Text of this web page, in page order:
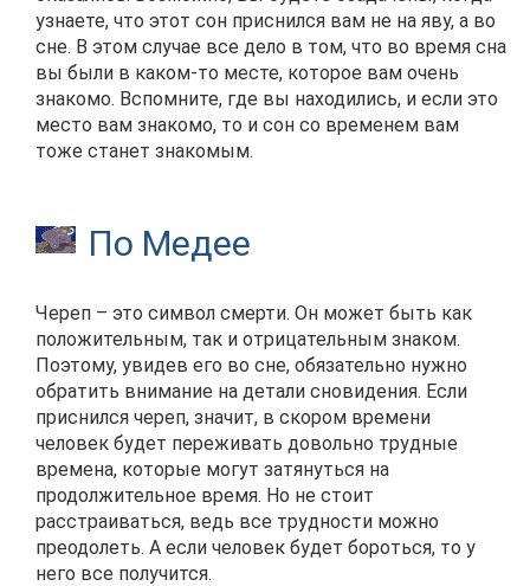
узнаете, что этот сон приснился вам не на яву, а во
сне. В этом случае все дело в том, что во время сна
вы были в каком-то месте, которое вам очень
знакомо. Вспомните, где вы находились, и если это
место вам знакомо, то и сон со временем вам
тоже станет знакомым.
По Медее
Череп – это символ смерти. Он может быть как
положительным, так и отрицательным знаком.
Поэтому, увидев его во сне, обязательно нужно
обратить внимание на детали сновидения. Если
приснился череп, значит, в скором времени
человек будет переживать довольно трудные
времена, которые могут затянуться на
продолжительное время. Но не стоит
расстраиваться, ведь все трудности можно
преодолеть. А если человек будет бороться, то у
него все получится.